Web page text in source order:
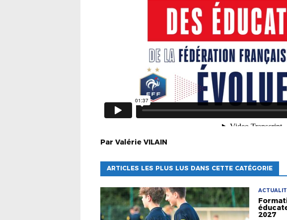
Par Valérie VILAIN
ARTICLES LES PLUS LUS DANS CETTE CATÉGORIE
2027